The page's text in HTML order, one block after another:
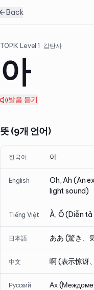
Back
TOPIK Level1 · 감탄사
아
발음 듣기
뜻 (9개 언어)
한국어 아
English
Oh, Ah (An
light sound)
Tiếng Việt À, Ồ (Diễn
日本語 ああ (驚き、
中文 啊 (表示惊讶
Русский
Ах